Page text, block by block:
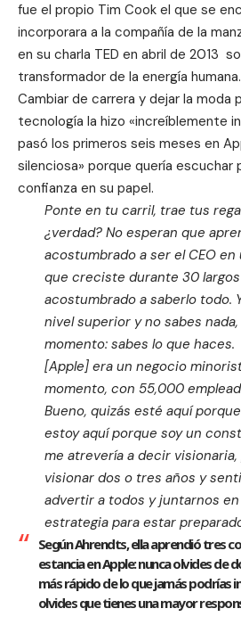
fue el propio Tim Cook el que se
incorporara a la compañía de la
en su charla TED en abril de 2013
transformador de la energía humana.
Cambiar de carrera y dejar la moda
tecnología la hizo «increíblemente
pasó los primeros seis meses en
silenciosa» porque quería escuchar
confianza en su papel.
Ponte en tu carril, trae tus
¿verdad? No esperan que
acostumbrado a ser el CEO
que creciste durante 30 largos
acostumbrado a saberlo todo.
nivel superior y no sabes
momento: sabes lo que haces.
[Apple] era un negocio
momento, con 55,000
Bueno, quizás esté aquí
estoy aquí porque soy un
me atrevería a decir
visionar dos o tres años y
advertir a todos y juntarnos
estrategia para estar
Según Ahrendts, ella aprendió tres
estancia en Apple: nunca olvides de
más rápido de lo que jamás podrías
olvides que tienes una mayor